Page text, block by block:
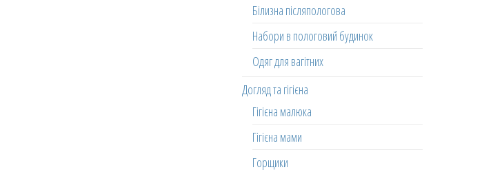
Білизна післяпологова
Набори в пологовий будинок
Одяг для вагітних
Догляд та гігієна
Гігієна малюка
Гігієна мами
Горщики